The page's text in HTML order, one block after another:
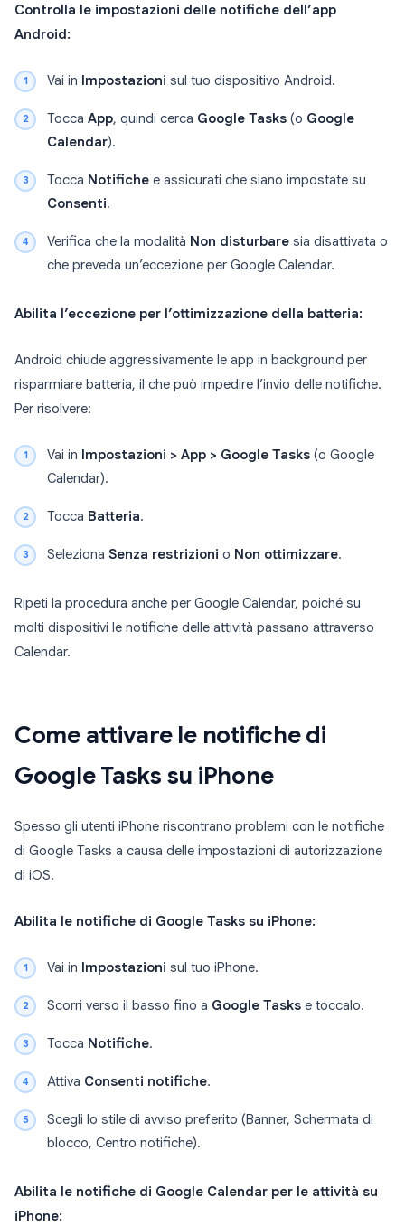
Controlla le impostazioni delle notifiche dell’app
Android:
Vai in Impostazioni sul tuo dispositivo Android.
Tocca App, quindi cerca Google Tasks (o Google
Calendar).
Tocca Notifiche e assicurati che siano impostate su
Consenti.
Verifica che la modalità Non disturbare sia disattivata o
che preveda un’eccezione per Google Calendar.
Abilita l’eccezione per l’ottimizzazione della batteria:
Android chiude aggressivamente le app in background per
risparmiare batteria, il che può impedire l’invio delle notifiche.
Per risolvere:
Vai in Impostazioni > App > Google Tasks (o Google
Calendar).
Tocca Batteria.
Seleziona Senza restrizioni o Non ottimizzare.
Ripeti la procedura anche per Google Calendar, poiché su
molti dispositivi le notifiche delle attività passano attraverso
Calendar.
Come attivare le notifiche di
Google Tasks su iPhone
Spesso gli utenti iPhone riscontrano problemi con le notifiche
di Google Tasks a causa delle impostazioni di autorizzazione
di iOS.
Abilita le notifiche di Google Tasks su iPhone:
Vai in Impostazioni sul tuo iPhone.
Scorri verso il basso fino a Google Tasks e toccalo.
Tocca Notifiche.
Attiva Consenti notifiche.
Scegli lo stile di avviso preferito (Banner, Schermata di
blocco, Centro notifiche).
Abilita le notifiche di Google Calendar per le attività su
iPhone: